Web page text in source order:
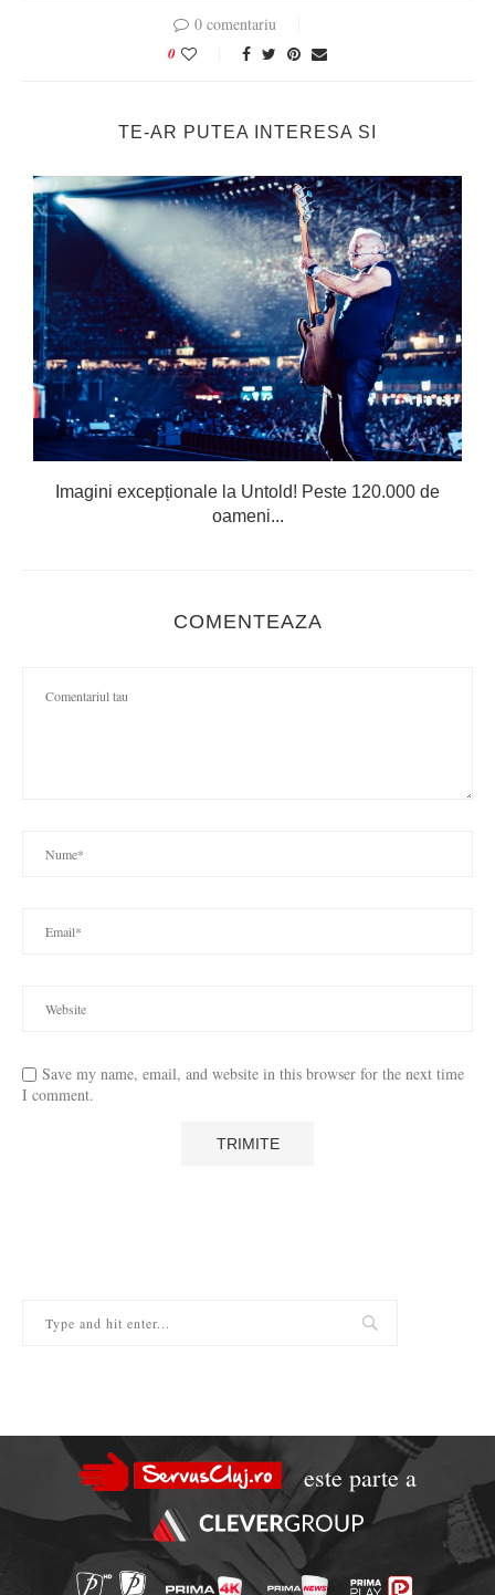
0 comentariu
0
TE-AR PUTEA INTERESA SI
Imagini excepționale la Untold! Peste 120.000 de
oameni...
COMENTEAZA
Save my name, email, and website in this browser for the next time
I comment.
este parte a